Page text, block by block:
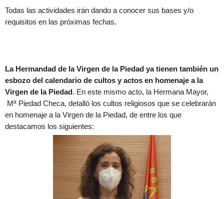
Todas las actividades irán dando a conocer sus bases y/o
requisitos en las próximas fechas.
La Hermandad de la Virgen de la Piedad ya tienen también un
esbozo del calendario de cultos y actos en homenaje a la
Virgen de la Piedad. En este mismo acto, la Hermana Mayor,
Mª Piedad Checa, detalló los cultos religiosos que se celebrarán
en homenaje a la Virgen de la Piedad, de entre los que
destacamos los siguientes: